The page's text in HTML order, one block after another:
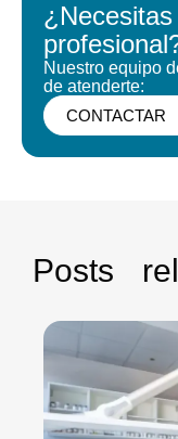
Nuestro equipo
de atenderte:
CONTACTAR
Posts